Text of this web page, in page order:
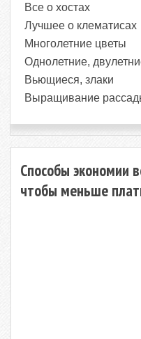
Все о хостах
Лучшее о клематисах
Многолетние цветы
Однолетние,
Вьющиеся, злаки
Выращивание
Способы экономии
чтобы меньше